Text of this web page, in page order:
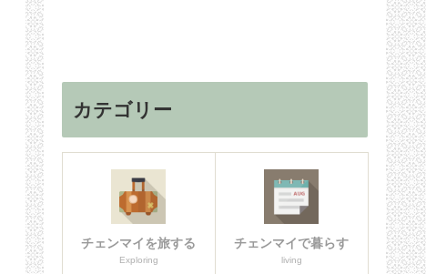
カテゴリー
チェンマイを旅する
Exploring
チェンマイで暮らす
living